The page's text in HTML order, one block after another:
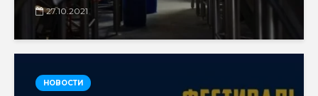
27.10.2021
НОВОСТИ